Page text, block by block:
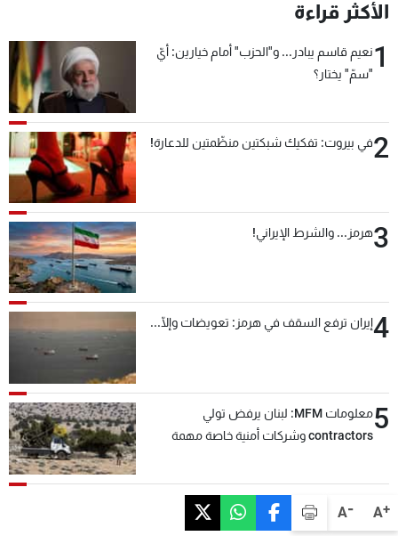
A+
A-
الأكثر قراءة
1نعيم قاسم يبادر... و"الحزب" أمام خيارين: أيّ
"سمّ" يختار؟
2في بيروت: تفكيك شبكتين منظّمتين للدعارة!
3هرمز... والشرط الإيراني!
4إيران ترفع السقف في هرمز: تعويضات وإلّا...
5
معلومات MFM: لبنان يرفض تولي
contractors وشركات أمنية خاصة مهمة